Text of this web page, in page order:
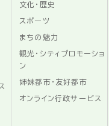
文化・歴史
スポーツ
まちの魅力
観光・シティプロモーショ
ン
姉妹都市・友好都市
オンライン行政サービス